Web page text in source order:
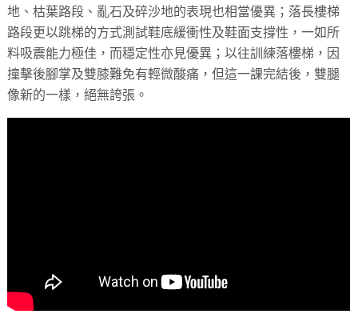
地、枯葉路段、亂石及碎沙地的表現也相當優異；落長樓梯
路段更以跳梯的方式測試鞋底緩衝性及鞋面支撐性，一如所
料吸震能力極佳，而穩定性亦見優異；以往訓練落樓梯，因
撞擊後腳掌及雙膝難免有輕微酸痛，但這一課完結後，雙腿
像新的一樣，絕無誇張。